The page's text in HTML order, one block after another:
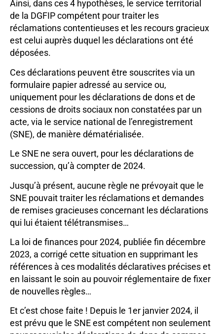
Ainsi, dans ces 4 hypothèses, le service territorial
de la DGFIP compétent pour traiter les
réclamations contentieuses et les recours gracieux
est celui auprès duquel les déclarations ont été
déposées.
Ces déclarations peuvent être souscrites via un
formulaire papier adressé au service ou,
uniquement pour les déclarations de dons et de
cessions de droits sociaux non constatées par un
acte, via le service national de l’enregistrement
(SNE), de manière dématérialisée.
Le SNE ne sera ouvert, pour les déclarations de
succession, qu’à compter de 2024.
Jusqu’à présent, aucune règle ne prévoyait que le
SNE pouvait traiter les réclamations et demandes
de remises gracieuses concernant les déclarations
qui lui étaient télétransmises…
La loi de finances pour 2024, publiée fin décembre
2023, a corrigé cette situation en supprimant les
références à ces modalités déclaratives précises et
en laissant le soin au pouvoir réglementaire de fixer
de nouvelles règles…
Et c’est chose faite ! Depuis le 1er janvier 2024, il
est prévu que le SNE est compétent non seulement